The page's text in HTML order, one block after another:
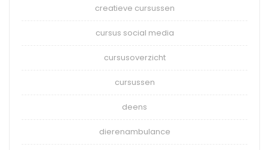
creatieve cursussen
cursus social media
cursusoverzicht
cursussen
deens
dierenambulance